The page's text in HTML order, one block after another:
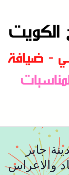
مناسبات و زواج و
جابر